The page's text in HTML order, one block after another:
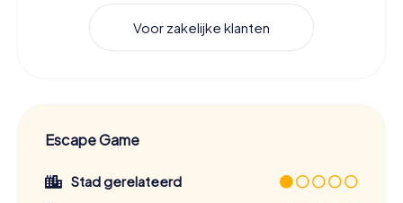
Voor zakelijke klanten
Escape Game
Stad gerelateerd